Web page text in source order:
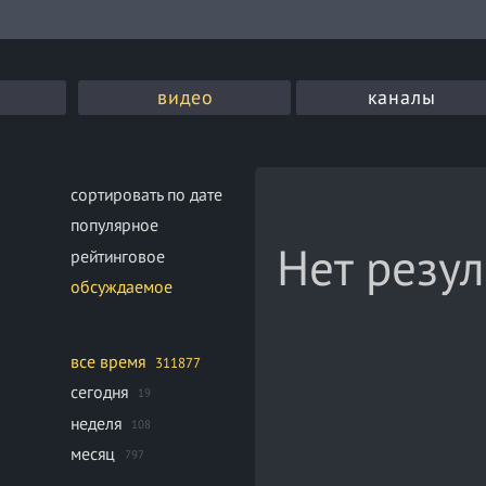
видео каналы
сортировать по дате
популярное
рейтинговое
обсуждаемое
все время 311877
сегодня 19
неделя 108
месяц 797
Нет